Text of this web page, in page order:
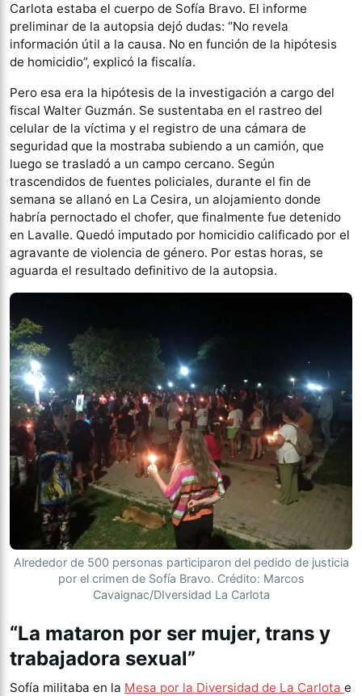
Carlota estaba el cuerpo de Sofía Bravo. El informe
preliminar de la autopsia dejó dudas: “No revela
información útil a la causa. No en función de la hipótesis
de homicidio”, explicó la fiscalía.
Pero esa era la hipótesis de la investigación a cargo del
fiscal Walter Guzmán. Se sustentaba en el rastreo del
celular de la víctima y el registro de una cámara de
seguridad que la mostraba subiendo a un camión, que
luego se trasladó a un campo cercano. Según
trascendidos de fuentes policiales, durante el fin de
semana se allanó en La Cesira, un alojamiento donde
habría pernoctado el chofer, que finalmente fue detenido
en Lavalle. Quedó imputado por homicidio calificado por el
agravante de violencia de género. Por estas horas, se
aguarda el resultado definitivo de la autopsia.
Alrededor de 500 personas participaron del pedido de justicia
por el crimen de Sofía Bravo. Crédito: Marcos
Cavaignac/DIversidad La Carlota
“La mataron por ser mujer, trans y
trabajadora sexual”
Sofía militaba en la Mesa por la Diversidad de La Carlota e